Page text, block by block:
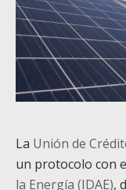
La Unión de
un protocolo con
la Energía (IDAE),